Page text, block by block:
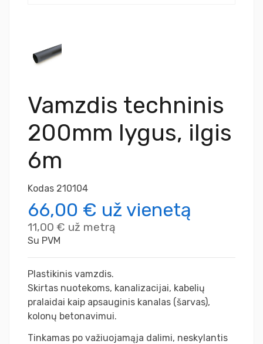
Vamzdis techninis
200mm lygus, ilgis
6m
Kodas 210104
66,00 € už vienetą
11,00 € už metrą
Su PVM
Plastikinis vamzdis.
Skirtas nuotekoms, kanalizacijai, kabelių
pralaidai kaip apsauginis kanalas (šarvas),
kolonų betonavimui.
Tinkamas po važiuojamąja dalimi, neskylantis